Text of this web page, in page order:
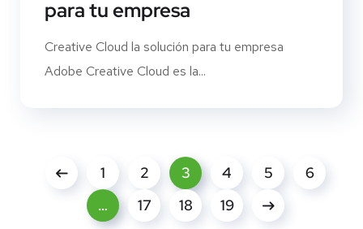
para tu empresa
Creative Cloud la solución para tu empresa
Adobe Creative Cloud es la...
1 2 3 4 5
6
…
17 18 19